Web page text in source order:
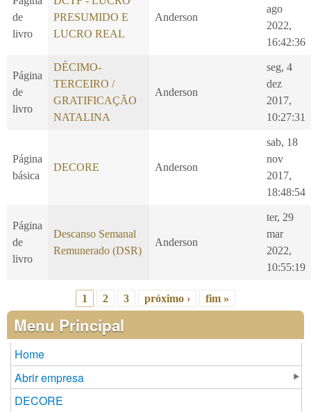
de
livro
PRESUMIDO E
LUCRO REAL
Anderson
ago
2022,
16:42:36
Página
de
livro
DÉCIMO-
TERCEIRO /
GRATIFICAÇÃO
NATALINA
Anderson
seg, 4
dez
2017,
10:27:31
Página
básica
DECORE Anderson
sab, 18
nov
2017,
18:48:54
Página
de
livro
Descanso Semanal
Remunerado (DSR)
Anderson
ter, 29
mar
2022,
10:55:19
Páginas
1 2 3 próximo › fim »
Menu Principal
Home
Abrir empresa
DECORE